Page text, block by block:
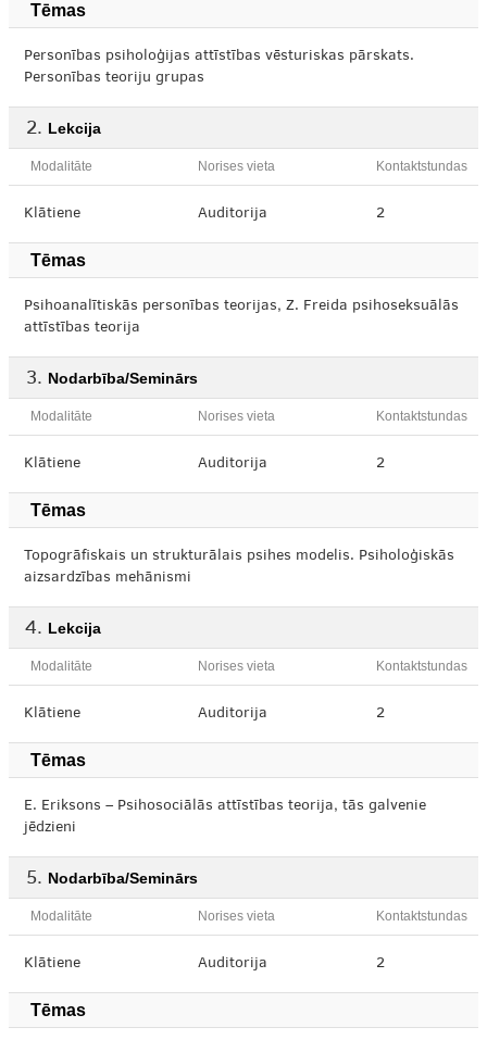
Tēmas
Personības psiholoģijas attīstības vēsturiskas pārskats.
Personības teoriju grupas
Lekcija
Modalitāte Norises vieta Kontaktstundas
Klātiene Auditorija 2
Tēmas
Psihoanalītiskās personības teorijas, Z. Freida psihoseksuālās
attīstības teorija
Nodarbība/Seminārs
Modalitāte Norises vieta Kontaktstundas
Klātiene Auditorija 2
Tēmas
Topogrāfiskais un strukturālais psihes modelis. Psiholoģiskās
aizsardzības mehānismi
Lekcija
Modalitāte Norises vieta Kontaktstundas
Klātiene Auditorija 2
Tēmas
E. Eriksons – Psihosociālās attīstības teorija, tās galvenie
jēdzieni
Nodarbība/Seminārs
Modalitāte Norises vieta Kontaktstundas
Klātiene Auditorija 2
Tēmas